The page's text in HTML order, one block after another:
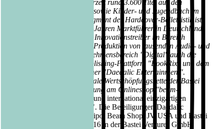
die Unternehmensgruppe derzeit rund 3.600 Titel aus den
Bereichen Belletristik, Sach- sowie Kinder- und Jugendbuch im
Angebot. Im wachsenden Segment der Hardcover-Belletristik ist
das Unternehmen seit vielen Jahren Marktführer in Deutschland.
Gleichzeitig ist Bastei Lübbe Innovationstreiber im Bereich
digitaler Medien. Neben der Produktion von tausenden Audio- und
eBooks gehören zum Unternehmensbereich "Digital" auch die
Beteiligungen an der Selfpublishing-Plattform "BookRix" und dem
renommierten Game-Publisher "Daedalic Entertainment".
Vervollständigt wird die digitale Wertschöpfungskette der Bastei
Lübbe AG durch die Beteiligung am Onlineshop "beam-
ebooks.de" sowie der neuen und international einzigartigen
Streaming-Plattform "oolipo". Die Beteiligungen Daedalic
Entertainment, BookRix, oolipo, Beam Shop, JV USA und Bastei
Media werden seit Januar 2016 in der Bastei Ventures GmbH